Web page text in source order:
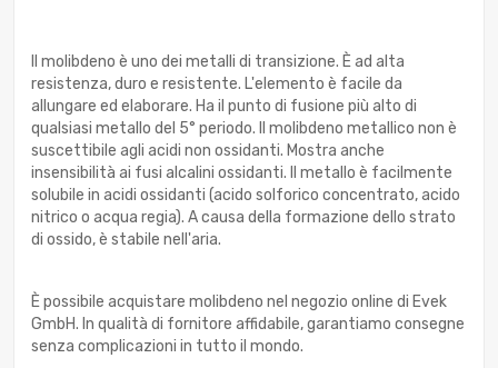
Il molibdeno è uno dei metalli di transizione. È ad alta
resistenza, duro e resistente. L'elemento è facile da
allungare ed elaborare. Ha il punto di fusione più alto di
qualsiasi metallo del 5° periodo. Il molibdeno metallico non è
suscettibile agli acidi non ossidanti. Mostra anche
insensibilità ai fusi alcalini ossidanti. Il metallo è facilmente
solubile in acidi ossidanti (acido solforico concentrato, acido
nitrico o acqua regia). A causa della formazione dello strato
di ossido, è stabile nell'aria.
È possibile acquistare molibdeno nel negozio online di Evek
GmbH. In qualità di fornitore affidabile, garantiamo consegne
senza complicazioni in tutto il mondo.